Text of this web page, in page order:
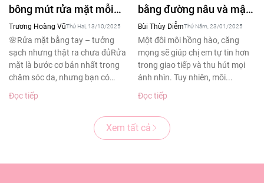
bông mút rửa mặt mỗi
ngày – Bí quyết làm
sạch sâu cho làn da
khỏe đẹp
Trương Hoàng VũThứ Hai, 13/10/2025
🌸Rửa mặt bằng tay – tưởng
sạch nhưng thật ra chưa đủRửa
mặt là bước cơ bản nhất trong
chăm sóc da, nhưng bạn có
biết?Theo...
Đọc tiếp
bằng đường nâu và mật
ong tạm biệt đôi môi
thâm sạm
Bùi Thùy DiễmThứ Năm, 23/01/2025
Một đôi môi hồng hào, căng
mọng sẽ giúp chị em tự tin hơn
trong giao tiếp và thu hút mọi
ánh nhìn. Tuy nhiên, môi...
Đọc tiếp
Xem tất cả